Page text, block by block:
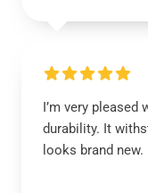
I’m very pleased
durability. It
looks brand new.